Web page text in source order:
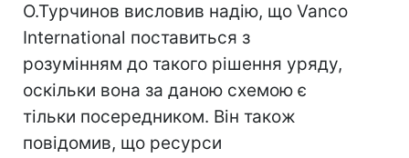
О.Турчинов висловив надію, що Vanco
International поставиться з
розумінням до такого рішення уряду,
оскільки вона за даною схемою є
тільки посередником. Він також
повідомив, що ресурси